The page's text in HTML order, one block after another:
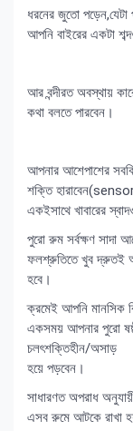
ধরনের জুতো পড়েন,যেটা
আপনি বাইরের একটা
আর বন্দীরত অবস্থায়
কথা বলতে পারবেন।
আপনার আশেপাশের
শক্তি
একইসাথে খাবারের
পুরো রুম সর্বক্ষণ সাদা
ফলশ্রুতিতে খুব দ্রুতই
হবে।
ক্রমেই আপনি মানসিক
একসময় আপনার পুরো
চলৎশক্তিহীন/অসাড়
হয়ে পড়বেন।
সাধারণত অপরাধ
এসব রুমে আটকে রাখা